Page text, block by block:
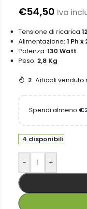
€54,50 Iva
Tensione di ricarica
Alimentazione: 1 Ph x
Potenza: 130 Watt
Peso: 2,8 Kg
2 Articoli venduto
Spendi almeno €
4 disponibili
- +